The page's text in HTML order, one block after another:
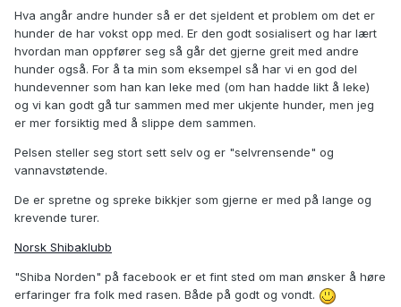
Hva angår andre hunder så er det sjeldent et problem om det er
hunder de har vokst opp med. Er den godt sosialisert og har lært
hvordan man oppfører seg så går det gjerne greit med andre
hunder også. For å ta min som eksempel så har vi en god del
hundevenner som han kan leke med (om han hadde likt å leke)
og vi kan godt gå tur sammen med mer ukjente hunder, men jeg
er mer forsiktig med å slippe dem sammen.
Pelsen steller seg stort sett selv og er "selvrensende" og
vannavstøtende.
De er spretne og spreke bikkjer som gjerne er med på lange og
krevende turer.
Norsk Shibaklubb
"Shiba Norden" på facebook er et fint sted om man ønsker å høre
erfaringer fra folk med rasen. Både på godt og vondt.